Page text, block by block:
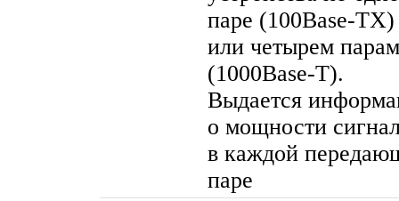
паре (100Base-TX)
или четырем парам
(1000Base-T).
Выдается
о мощности
в каждой
паре